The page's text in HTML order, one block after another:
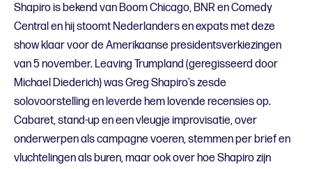
Shapiro is bekend van Boom Chicago, BNR en Comedy
Central en hij stoomt Nederlanders en expats met deze
show klaar voor de Amerikaanse presidentsverkiezingen
van 5 november. Leaving Trumpland (geregisseerd door
Michael Diederich) was Greg Shapiro’s zesde
solovoorstelling en leverde hem lovende recensies op.
Cabaret, stand-up en een vleugje improvisatie, over
onderwerpen als campagne voeren, stemmen per brief en
vluchtelingen als buren, maar ook over hoe Shapiro zijn